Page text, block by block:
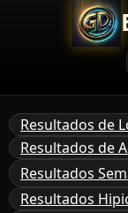
Resultados de
Resultados de
Resultados
Resultados